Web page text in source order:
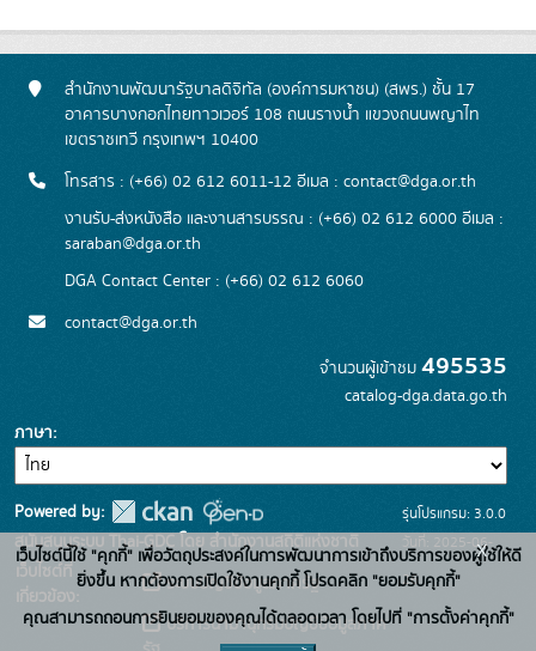
สำนักงานพัฒนารัฐบาลดิจิทัล (องค์การมหาชน) (สพร.) ชั้น 17
อาคารบางกอกไทยทาวเวอร์ 108 ถนนรางน้ำ แขวงถนนพญาไท
เขตราชเทวี กรุงเทพฯ 10400
โทรสาร : (+66) 02 612 6011-12 อีเมล : contact@dga.or.th
งานรับ-ส่งหนังสือ และงานสารบรรณ : (+66) 02 612 6000 อีเมล :
saraban@dga.or.th
DGA Contact Center : (+66) 02 612 6060
contact@dga.or.th
จำนวนผู้เข้าชม 495535
catalog-dga.data.go.th
ภาษา
Powered by:
สนับสนุนระบบ Thai-GDC โดย สำนักงานสถิติแห่งชาติ
เว็บไซต์ที่
เกี่ยวข้อง:
ระบบบัญชีข้อมูลภาครัฐ
บริการนามานุกรมบัญชีข้อมูลภาค
รุ่นโปรแกรม: 3.0.0
วันที่: 2025-06-
26
เว็บไซต์นี้ใช้ "คุกกี้" เพื่อวัตถุประสงค์ในการพัฒนาการเข้าถึงบริการของผู้ใช้ให้ดี
ยิ่งขึ้น หากต้องการเปิดใช้งานคุกกี้ โปรดคลิก "ยอมรับคุกกี้"
คุณสามารถถอนการยินยอมของคุณได้ตลอดเวลา โดยไปที่ "การตั้งค่าคุกกี้"
x